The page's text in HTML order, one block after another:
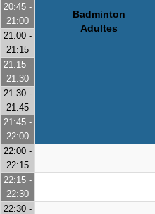
Badminton
Adultes
20:45 -
21:00
21:00 -
21:15
21:15 -
21:30
21:30 -
21:45
21:45 -
22:00
22:00 -
22:15
22:15 -
22:30
22:30 -